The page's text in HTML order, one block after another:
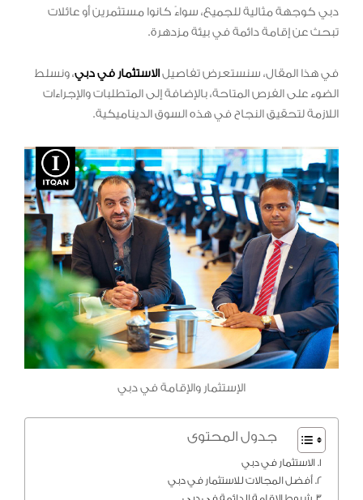
دبي كوجهة مثالية للجميع، سواءً كانوا مستثمرين أو عائلات
تبحث عن إقامة دائمة في بيئة مزدهرة.
في هذا المقال، سنستعرض تفاصيلالاستثمار في دبي، ونسلط
الضوء على الفرص المتاحة، بالإضافة إلى المتطلبات والإجراءات
اللازمة لتحقيق النجاح في هذه السوق الديناميكية.
الإستثمار والإقامة في دبي
جدول المحتوى
الاستثمار في دبي
أفضل المجالات للاستثمار في دبي